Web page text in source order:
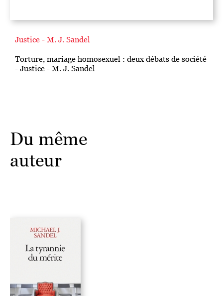
Justice - M. J. Sandel
Torture, mariage homosexuel : deux débats de société
- Justice - M. J. Sandel
Du même
auteur